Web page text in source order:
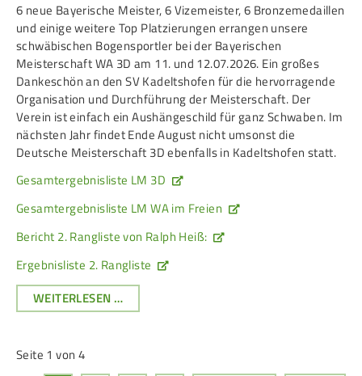
6 neue Bayerische Meister, 6 Vizemeister, 6 Bronzemedaillen
und einige weitere Top Platzierungen errangen unsere
schwäbischen Bogensportler bei der Bayerischen
Meisterschaft WA 3D am 11. und 12.07.2026. Ein großes
Dankeschön an den SV Kadeltshofen für die hervorragende
Organisation und Durchführung der Meisterschaft. Der
Verein ist einfach ein Aushängeschild für ganz Schwaben. Im
nächsten Jahr findet Ende August nicht umsonst die
Deutsche Meisterschaft 3D ebenfalls in Kadeltshofen statt.
Gesamtergebnisliste LM 3D
Gesamtergebnisliste LM WA im Freien
Bericht 2. Rangliste von Ralph Heiß:
Ergebnisliste 2. Rangliste
WEITERLESEN …SCHWÄBISCHE
BOGENSCHÜTZEN
Seite 1 von 4